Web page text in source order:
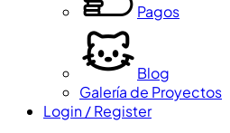
Pagos
Blog
Galería de Proyectos
Login / Register